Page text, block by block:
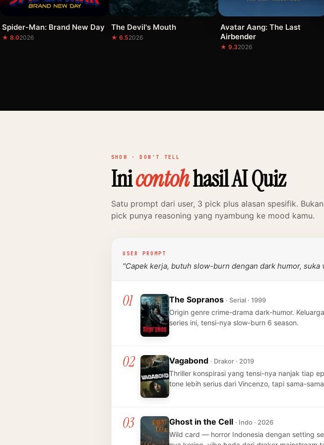
Spider-Man: Brand New Day
★ 8.02026
The Devil's Mouth
★ 6.52026
Avatar Aang: The Last
Airbender
★ 9.32026
SHOW · DON'T TELL
Inicontohhasil AI Quiz
Satu prompt dari user, 3 pick plus alasan spesifik.
pick punya reasoning yang nyambung ke mood kamu.
USER PROMPT
"Capek kerja, butuh slow-burn dengan dark humor, suka
01 The Sopranos · Serial · 1999
Origin genre crime-drama dark-humor.
series ini, tensi-nya slow-burn 6 season.
02 Vagabond · Drakor · 2019
Thriller konspirasi yang tensi-nya nanjak tiap
tone lebih serius dari Vincenzo, tapi sama-
03 Ghost in the Cell · Indo · 2026
Wild card — horror Indonesia dengan setting